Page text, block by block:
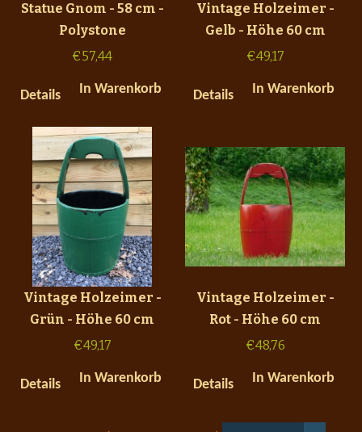
Statue Gnom - 58 cm -
Polystone
€57,44
Details In Warenkorb
Vintage Holzeimer -
Gelb - Höhe 60 cm
€49,17
Details In Warenkorb
Vintage Holzeimer -
Grün - Höhe 60 cm
€49,17
Details In Warenkorb
Vintage Holzeimer -
Rot - Höhe 60 cm
€48,76
Details In Warenkorb